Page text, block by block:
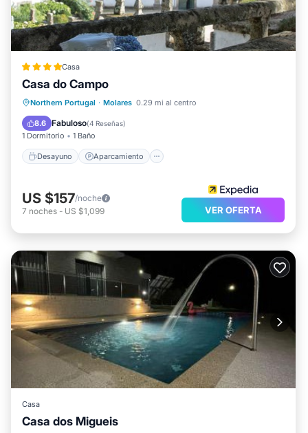
Casa
Casa do Campo
Northern Portugal · Molares 0.29 mi al centro
8.6 Fabuloso(4 Reseñas)
1 Dormitorio 1 Baño
Desayuno Aparcamiento
Desayuno Aparcamiento
Balcón/Terraza
US $157/noche
7 noches - US $1,099 VER OFERTA
Casa
Casa dos MigueisEstación de carga para vehículos eléctricos